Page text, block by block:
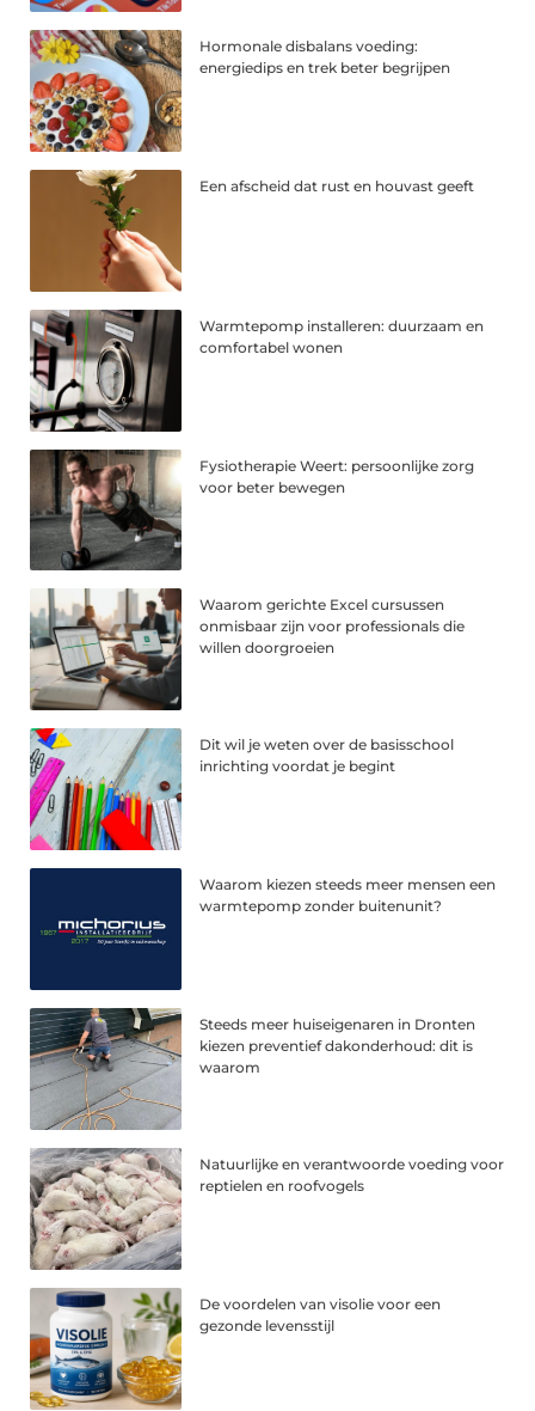
Hormonale disbalans voeding:
energiedips en trek beter begrijpen
Een afscheid dat rust en houvast geeft
Warmtepomp installeren: duurzaam en
comfortabel wonen
Fysiotherapie Weert: persoonlijke zorg
voor beter bewegen
Waarom gerichte Excel cursussen
onmisbaar zijn voor professionals die
willen doorgroeien
Dit wil je weten over de basisschool
inrichting voordat je begint
Waarom kiezen steeds meer mensen een
warmtepomp zonder buitenunit?
Steeds meer huiseigenaren in Dronten
kiezen preventief dakonderhoud: dit is
waarom
Natuurlijke en verantwoorde voeding voor
reptielen en roofvogels
De voordelen van visolie voor een
gezonde levensstijl